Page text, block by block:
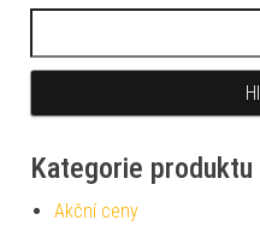
Kategorie produktu
Akční ceny